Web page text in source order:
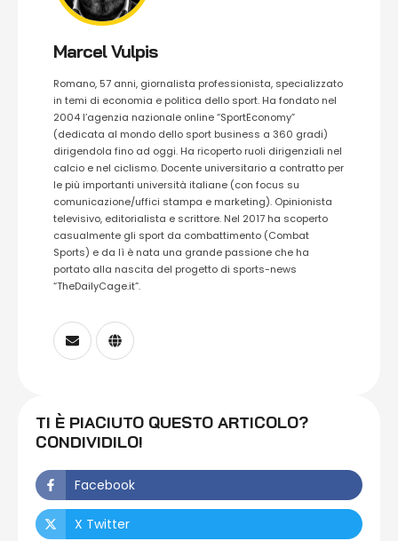
Marcel Vulpis
Romano, 57 anni, giornalista professionista, specializzato
in temi di economia e politica dello sport. Ha fondato nel
2004 l’agenzia nazionale online “SportEconomy”
(dedicata al mondo dello sport business a 360 gradi)
dirigendola fino ad oggi. Ha ricoperto ruoli dirigenziali nel
calcio e nel ciclismo. Docente universitario a contratto per
le più importanti università italiane (con focus su
comunicazione/uffici stampa e marketing). Opinionista
televisivo, editorialista e scrittore. Nel 2017 ha scoperto
casualmente gli sport da combattimento (Combat
Sports) e da lì è nata una grande passione che ha
portato alla nascita del progetto di sports-news
“TheDailyCage.it”.
TI È PIACIUTO QUESTO ARTICOLO?
CONDIVIDILO!
Facebook
X Twitter